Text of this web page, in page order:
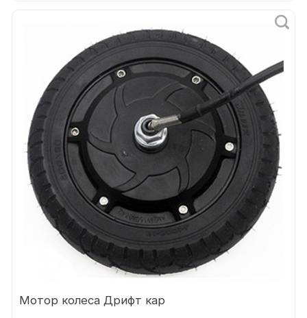
Мотор колеса Дрифт кар